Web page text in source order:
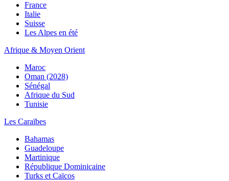
France
Italie
Suisse
Les Alpes en été
Afrique & Moyen Orient
Maroc
Oman (2028)
Sénégal
Afrique du Sud
Tunisie
Les Caraïbes
Bahamas
Guadeloupe
Martinique
République Dominicaine
Turks et Caïcos